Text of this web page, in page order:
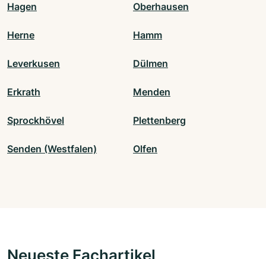
Hagen Oberhausen
Herne Hamm
Leverkusen Dülmen
Erkrath Menden
Sprockhövel Plettenberg
Senden (Westfalen) Olfen
Neueste Fachartikel